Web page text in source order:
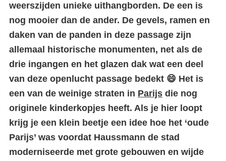
weerszijden unieke uithangborden. De een is
nog mooier dan de ander. De gevels, ramen en
daken van de panden in deze passage zijn
allemaal historische monumenten, net als de
drie ingangen en het glazen dak wat een deel
van deze openlucht passage bedekt 😄 Het is
een van de weinige straten in Parijs die nog
originele kinderkopjes heeft. Als je hier loopt
krijg je een klein beetje een idee hoe het ‘oude
Parijs’ was voordat Haussmann de stad
moderniseerde met grote gebouwen en wijde